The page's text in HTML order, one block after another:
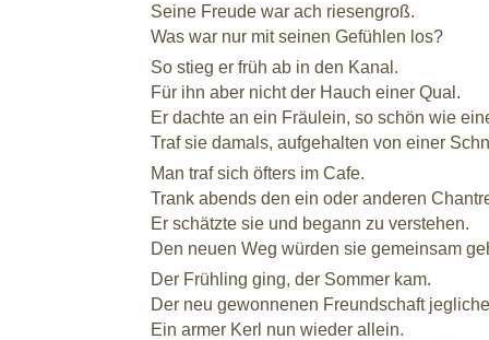
Seine Freude war ach riesengroß.
Was war nur mit seinen Gefühlen los?
So stieg er früh ab in den Kanal.
Für ihn aber nicht der Hauch einer Qual.
Er dachte an ein Fräulein, so schön wie
Traf sie damals, aufgehalten von einer
Man traf sich öfters im Cafe.
Trank abends den ein oder anderen
Er schätzte sie und begann zu verstehen.
Den neuen Weg würden sie gemeinsam
Der Frühling ging, der Sommer kam.
Der neu gewonnenen Freundschaft
Ein armer Kerl nun wieder allein.